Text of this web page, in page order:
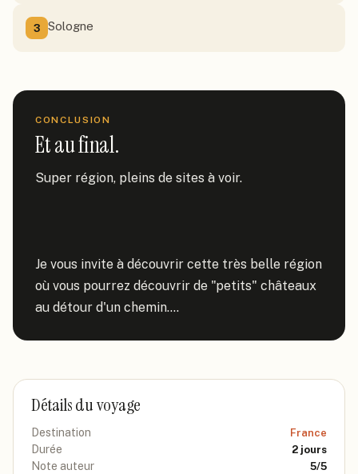
3 Sologne
CONCLUSION
Et au final.
Super région, pleins de sites à voir.
Je vous invite à découvrir cette très belle région
où vous pourrez découvrir de "petits" châteaux
au détour d'un chemin....
Détails du voyage
Destination France
Durée 2 jours
Note auteur 5/5